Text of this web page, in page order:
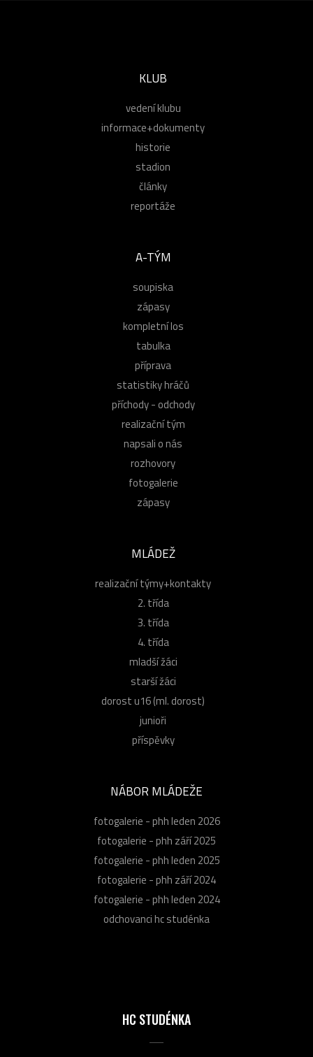
HC STUDÉNKA
KLUB
vedení klubu
informace+dokumenty
historie
stadion
články
reportáže
A-TÝM
soupiska
zápasy
kompletní los
tabulka
příprava
statistiky hráčů
příchody - odchody
realizační tým
napsali o nás
rozhovory
fotogalerie
zápasy
MLÁDEŽ
realizační týmy+kontakty
2. třída
3. třída
4. třída
mladší žáci
starší žáci
dorost u16 (ml. dorost)
junioři
příspěvky
NÁBOR MLÁDEŽE
fotogalerie - phh leden 2026
fotogalerie - phh září 2025
fotogalerie - phh leden 2025
fotogalerie - phh září 2024
fotogalerie - phh leden 2024
odchovanci hc studénka